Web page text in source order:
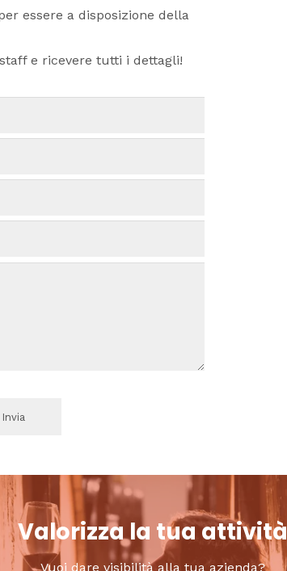
essere a disposizione della
e ricevere tutti i dettagli!
Valorizza la tua attività
Vuoi dare visibilità alla tua azienda?